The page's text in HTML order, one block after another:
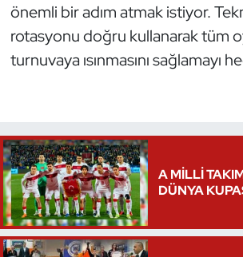
önemli bir adım atmak istiyor.
rotasyonu doğru kullanarak tüm
turnuvaya ısınmasını sağlamayı
A MİLLİ
DÜNYA
Oryantiring
Özel Sporcular
Ragbi
Satranç
Su Topu